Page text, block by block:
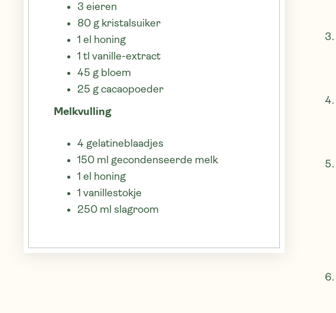
3 eieren
80 g kristalsuiker
1 el honing
1 tl vanille-extract
45 g bloem
25 g cacaopoeder
Melkvulling
4 gelatineblaadjes
150 ml gecondenseerde melk
1 el honing
1 vanillestokje
250 ml slagroom